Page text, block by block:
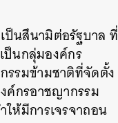
ป็นสึนามิต่อรัฐบาล ที่
ป็นกลุ่มองค์กร
รมข้ามชาติที่จัดตั้ง
ค์กรอาชญากรรม
ห้มีการเจรจาถอน